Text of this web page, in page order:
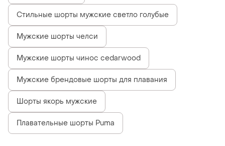
Стильные шорты мужские светло голубые
Мужские шорты челси
Мужские шорты чинос cedarwood
Мужские брендовые шорты для плавания
Шорты якорь мужские
Плавательные шорты Puma